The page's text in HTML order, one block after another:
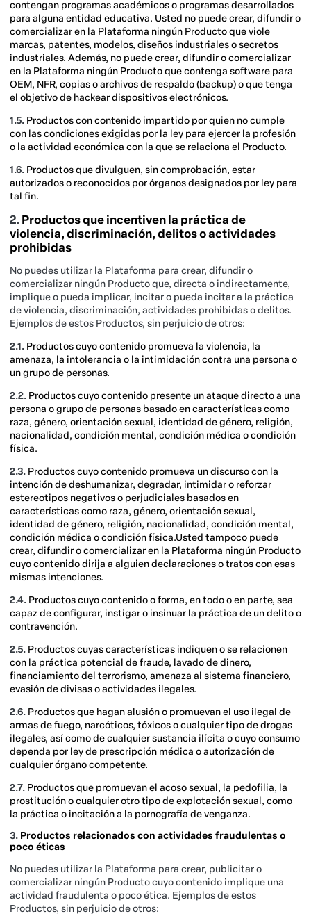
contengan programas académicos o programas desarrollados
para alguna entidad educativa. Usted no puede crear, difundir o
comercializar en la Plataforma ningún Producto que viole
marcas, patentes, modelos, diseños industriales o secretos
industriales. Además, no puede crear, difundir o comercializar
en la Plataforma ningún Producto que contenga software para
OEM, NFR, copias o archivos de respaldo (backup) o que tenga
el objetivo de hackear dispositivos electrónicos.
1.5. Productos con contenido impartido por quien no cumple
con las condiciones exigidas por la ley para ejercer la profesión
o la actividad económica con la que se relaciona el Producto.
1.6. Productos que divulguen, sin comprobación, estar
autorizados o reconocidos por órganos designados por ley para
tal fin.
2. Productos que incentiven la práctica de
violencia, discriminación, delitos o actividades
prohibidas
No puedes utilizar la Plataforma para crear, difundir o
comercializar ningún Producto que, directa o indirectamente,
implique o pueda implicar, incitar o pueda incitar a la práctica
de violencia, discriminación, actividades prohibidas o delitos.
Ejemplos de estos Productos, sin perjuicio de otros:
2.1. Productos cuyo contenido promueva la violencia, la
amenaza, la intolerancia o la intimidación contra una persona o
un grupo de personas.
2.2. Productos cuyo contenido presente un ataque directo a una
persona o grupo de personas basado en características como
raza, género, orientación sexual, identidad de género, religión,
nacionalidad, condición mental, condición médica o condición
física.
2.3. Productos cuyo contenido promueva un discurso con la
intención de deshumanizar, degradar, intimidar o reforzar
estereotipos negativos o perjudiciales basados en
características como raza, género, orientación sexual,
identidad de género, religión, nacionalidad, condición mental,
condición médica o condición física.Usted tampoco puede
crear, difundir o comercializar en la Plataforma ningún Producto
cuyo contenido dirija a alguien declaraciones o tratos con esas
mismas intenciones.
2.4. Productos cuyo contenido o forma, en todo o en parte, sea
capaz de configurar, instigar o insinuar la práctica de un delito o
contravención.
2.5. Productos cuyas características indiquen o se relacionen
con la práctica potencial de fraude, lavado de dinero,
financiamiento del terrorismo, amenaza al sistema financiero,
evasión de divisas o actividades ilegales.
2.6. Productos que hagan alusión o promuevan el uso ilegal de
armas de fuego, narcóticos, tóxicos o cualquier tipo de drogas
ilegales, así como de cualquier sustancia ilícita o cuyo consumo
dependa por ley de prescripción médica o autorización de
cualquier órgano competente.
2.7. Productos que promuevan el acoso sexual, la pedofilia, la
prostitución o cualquier otro tipo de explotación sexual, como
la práctica o incitación a la pornografía de venganza.
3. Productos relacionados con actividades fraudulentas o
poco éticas
No puedes utilizar la Plataforma para crear, publicitar o
comercializar ningún Producto cuyo contenido implique una
actividad fraudulenta o poco ética. Ejemplos de estos
Productos, sin perjuicio de otros: